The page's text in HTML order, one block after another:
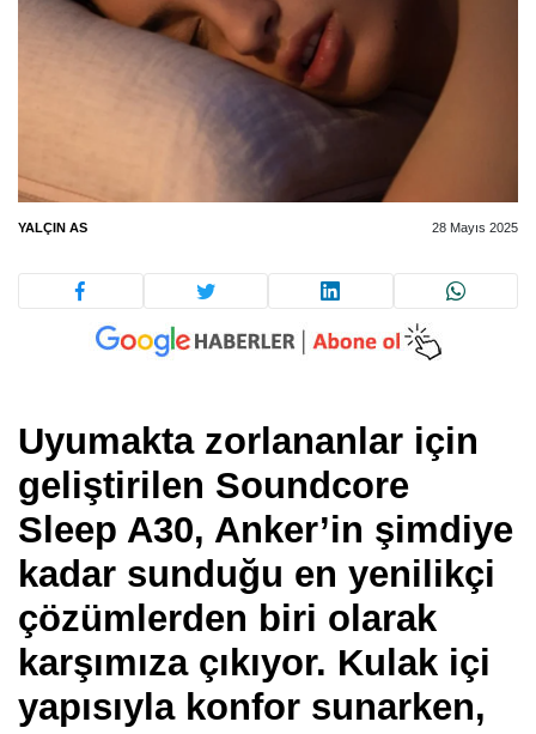
YALÇIN AS 28 Mayıs 2025
Uyumakta zorlananlar için
geliştirilen Soundcore
Sleep A30, Anker’in şimdiye
kadar sunduğu en yenilikçi
çözümlerden biri olarak
karşımıza çıkıyor. Kulak içi
yapısıyla konfor sunarken,